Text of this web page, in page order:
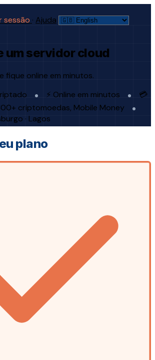
sessão · Ajuda
um servidor cloud
fique online em minutos.
⚡ Online em minutos
💳
criptomoedas, Mobile Money
· Lagos
plano